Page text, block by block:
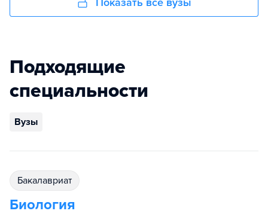
Подходящие
специальности
Вузы
бакалавриат
Биология